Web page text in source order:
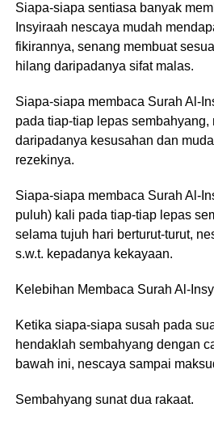
Siapa-siapa sentiasa banyak
Insyiraah nescaya mudah
fikirannya, senang membuat
hilang daripadanya sifat malas.
Siapa-siapa membaca Surah Al-
pada tiap-tiap lepas sembahyang,
daripadanya kesusahan dan
rezekinya.
Siapa-siapa membaca Surah Al-
puluh) kali pada tiap-tiap lepas
selama tujuh hari berturut-turut,
s.w.t. kepadanya kekayaan.
Kelebihan Membaca Surah Al-
Ketika siapa-siapa susah pada
hendaklah sembahyang dengan
bawah ini, nescaya sampai
Sembahyang sunat dua rakaat.